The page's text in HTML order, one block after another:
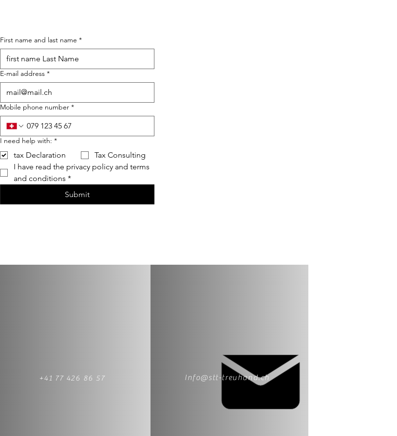
First name and last name *
E-mail address *
Mobile phone number *
I need help with: *
tax Declaration
Tax Consulting
I have read the privacy policy and terms
and conditions *
Submit
+41 77 426 86 57 Info@stt-treuhand.ch